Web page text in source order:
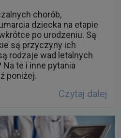
chorób,
dziecka na etapie
po urodzeniu. Są
są przyczyny ich
rodzaje wad letalnych
te i inne pytania
poniżej.
Czytaj dalej